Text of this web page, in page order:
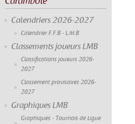
Calendriers 2026-2027
Calendrier F.F.B - L.M.B
Classements joueurs LMB
Classifications joueurs 2026-
2027
Classement provisoires 2026-
2027
Graphiques LMB
Graphiques - Tournois de Ligue